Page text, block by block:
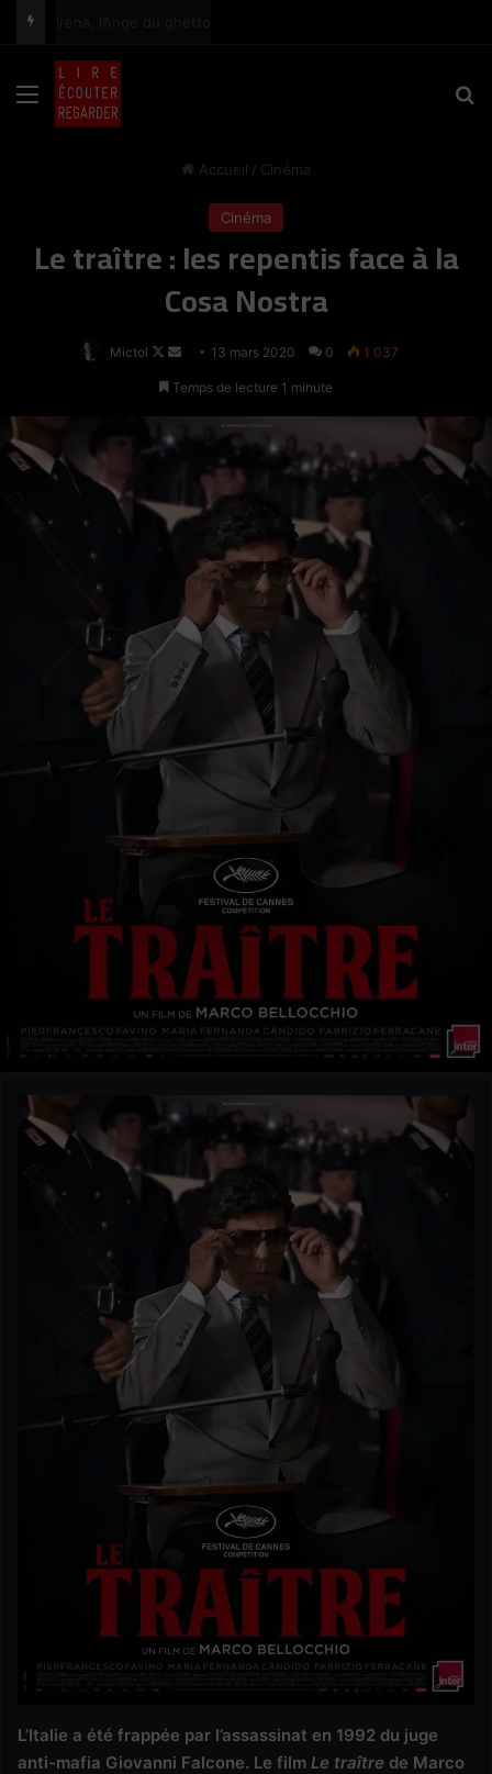
principal
Menu
Accueil / Cinéma
Cinéma
Le traître : les repentis face à la
Cosa Nostra
Mictol
Follow
on
Envoyer13 mars 2020 0 1 037
Temps de lecture 1 minute
L’Italie a été frappée par l’assassinat en 1992 du juge
anti-mafia Giovanni Falcone. Le film Le traître de Marco